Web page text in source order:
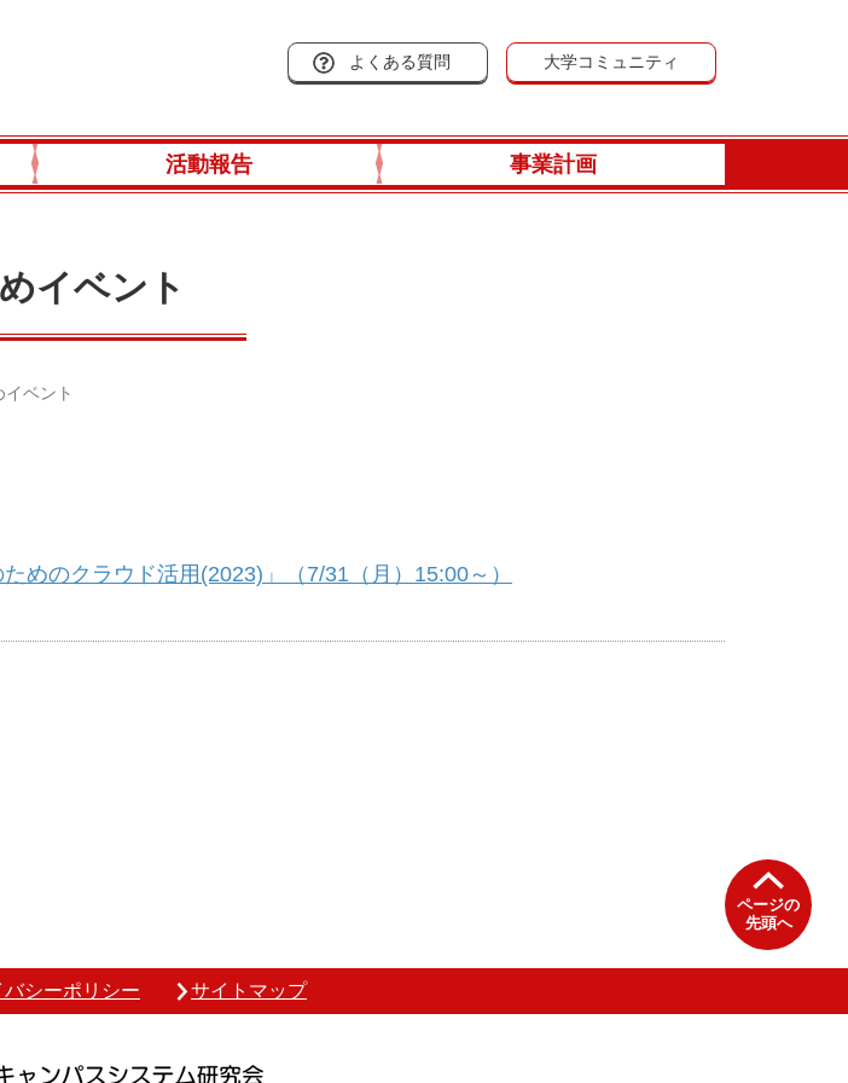
よくある質問 大学コミュニティ
活動報告 事業計画
イベント
イベント
めのクラウド活用(2023)」（7/31（月）15:00～）
ページの
先頭へ
バシーポリシー サイトマップ